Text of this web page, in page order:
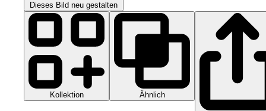
Dieses Bild neu gestalten
Kollektion Ähnlich